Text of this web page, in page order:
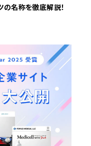
名称を徹底解説！